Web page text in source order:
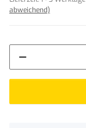
abweichend)